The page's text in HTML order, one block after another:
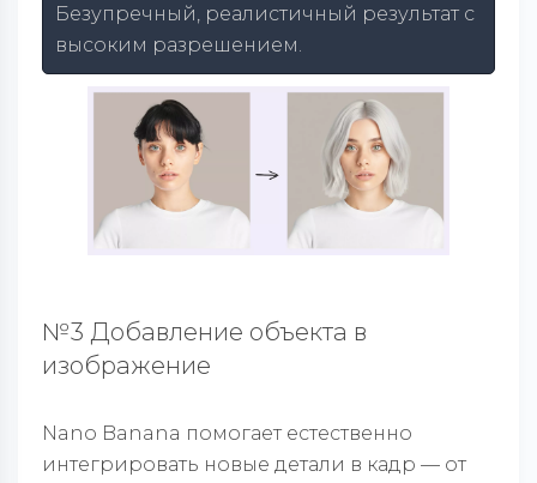
Безупречный, реалистичный результат с
высоким разрешением.
№3 Добавление объекта в
изображение
Nano Banana помогает естественно
интегрировать новые детали в кадр — от